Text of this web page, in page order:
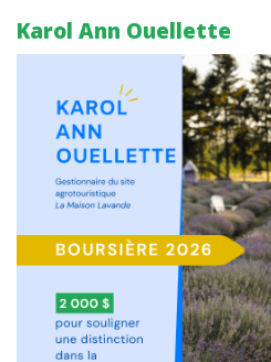
Karol Ann Ouellette